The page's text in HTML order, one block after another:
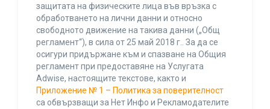
защитата на физическите лица във връзка с
обработването на лични данни и относно
свободното движение на такива данни („Общ
регламент“), в сила от 25 май 2018 г.. За да се
осигури придържане към и спазване на Общия
регламент при предоставяне на Услугата
Adwise, настоящите текстове, както и
Приложение № 1 – Политика за поверителност
са обвързващи за Нет Инфо и Рекламодателите